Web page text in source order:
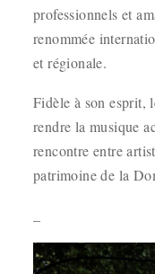
professionnels et
renommée
et régionale.
Fidèle à son esprit,
rendre la musique
rencontre entre
patrimoine de la